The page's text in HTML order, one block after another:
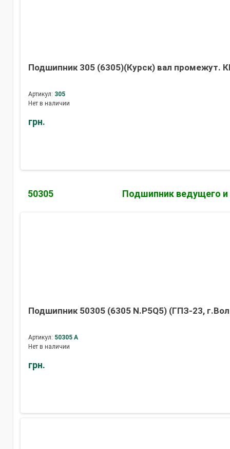
Подшипник 305 (6305)(Курск) вал промежут.
Артикул: 305
Нет в наличии
грн.
50305 Подшипник ведущего и
Подшипник 50305 (6305 N.P5Q5) (ГПЗ-23,
Артикул: 50305 А
Нет в наличии
грн.